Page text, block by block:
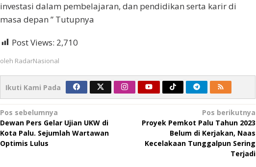
investasi dalam pembelajaran, dan pendidikan serta karir di
masa depan ” Tutupnya
Post Views: 2,710
oleh RadarNasional
Ikuti Kami Pada
Navigasi
pos
Pos sebelumnya
Dewan Pers Gelar Ujian UKW di
Kota Palu. Sejumlah Wartawan
Optimis Lulus
Pos berikutnya
Proyek Pemkot Palu Tahun 2023
Belum di Kerjakan, Naas
Kecelakaan Tunggalpun Sering
Terjadi